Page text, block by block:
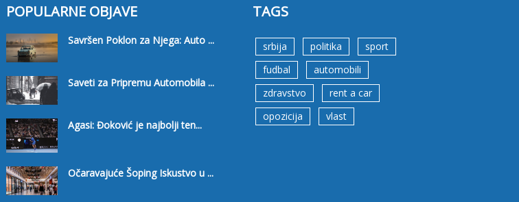
POPULARNE OBJAVE
Savršen Poklon za Njega: Auto ...
Saveti za Pripremu Automobila ...
Agasi: Đoković je najbolji ten...
Očaravajuće Šoping Iskustvo u ...
TAGS
srbija politika
sport
fudbal
automobili
zdravstvo
rent a car
opozicija
vlast